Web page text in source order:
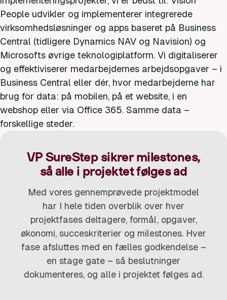
People udvikler og implementerer integrerede
virksomhedsløsninger og apps baseret på Business
Central (tidligere Dynamics NAV og Navision) og
Microsofts øvrige teknologiplatform. Vi digitaliserer
og effektiviserer medarbejdernes arbejdsopgaver – i
Business Central eller dér, hvor medarbejderne har
brug for data: på mobilen, på et website, i en
webshop eller via Office 365. Samme data –
forskellige steder.
VP SureStep sikrer milestones,
så alle i projektet følges ad
Med vores gennemprøvede projektmodel
har I hele tiden overblik over hver
projektfases deltagere, formål, opgaver,
økonomi, succeskriterier og milestones. Hver
fase afsluttes med en fælles godkendelse –
en stage gate – så beslutninger
dokumenteres, og alle i projektet følges ad.